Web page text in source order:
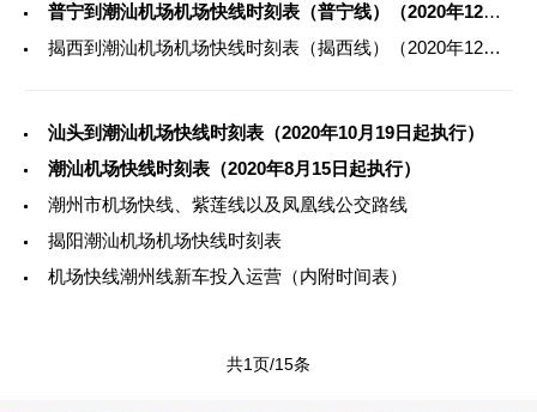
普宁到潮汕机场机场快线时刻表（普宁线）（2020年12月14日起执行）
揭西到潮汕机场机场快线时刻表（揭西线）（2020年12月14日起执行）
汕头到潮汕机场快线时刻表（2020年10月19日起执行）
潮汕机场快线时刻表（2020年8月15日起执行）
潮州市机场快线、紫莲线以及凤凰线公交路线
揭阳潮汕机场机场快线时刻表
机场快线潮州线新车投入运营（内附时间表）
共1页/15条